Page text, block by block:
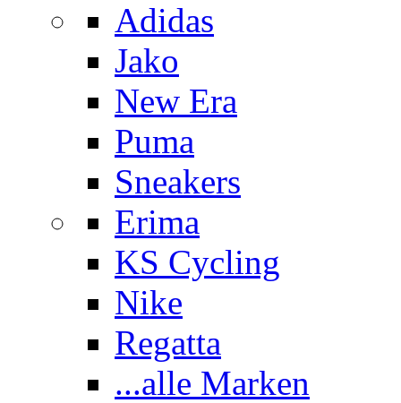
Adidas
Jako
New Era
Puma
Sneakers
Erima
KS Cycling
Nike
Regatta
...alle Marken